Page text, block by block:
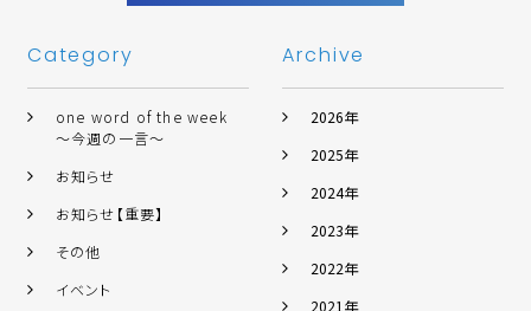
Category
one word of the week
～今週の一言～
お知らせ
お知らせ【重要】
その他
イベント
Archive
2026年
2025年
2024年
2023年
2022年
2021年